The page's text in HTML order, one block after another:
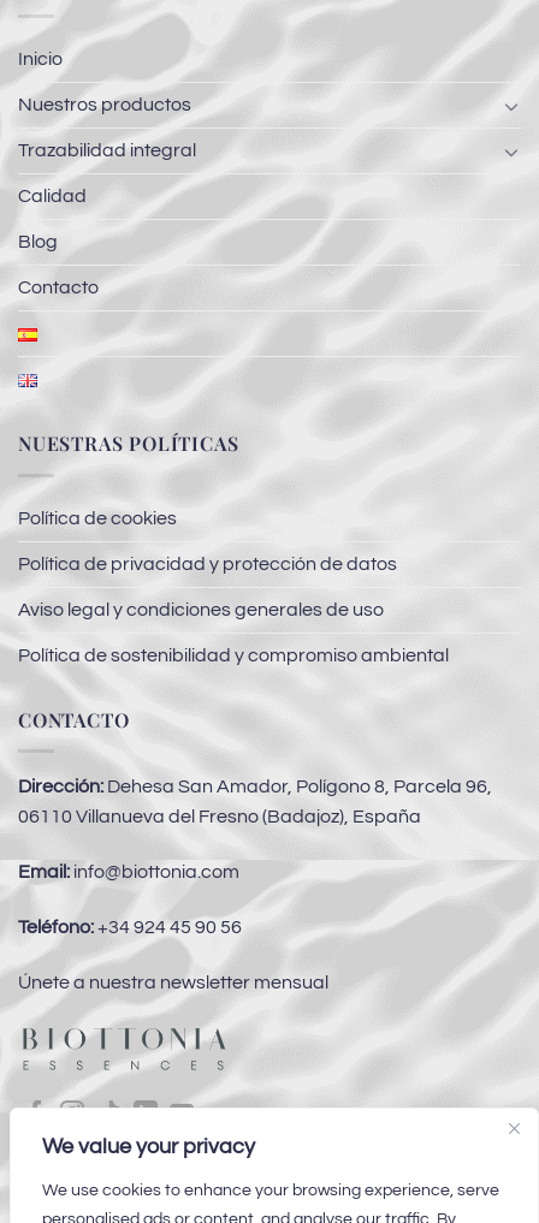
We value your privacy
We use cookies to enhance your browsing experience, serve
personalised ads or content, and analyse our traffic. By
Inicio
Nuestros productos
Trazabilidad integral
Calidad
Blog
Contacto
NUESTRAS POLÍTICAS
Política de cookies
Política de privacidad y protección de datos
Aviso legal y condiciones generales de uso
Política de sostenibilidad y compromiso ambiental
CONTACTO
Dirección: Dehesa San Amador, Polígono 8, Parcela 96,
06110 Villanueva del Fresno (Badajoz), España
Email: info@biottonia.com
Teléfono:+34 924 45 90 56
Únete a nuestra newsletter mensual